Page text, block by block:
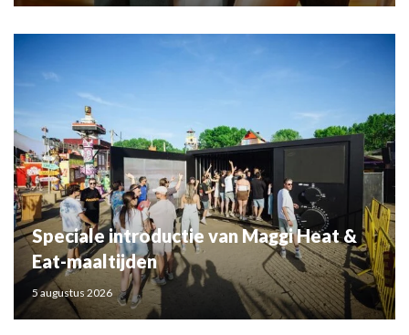
Speciale introductie van Maggi Heat &
Eat-maaltijden
5 augustus 2026